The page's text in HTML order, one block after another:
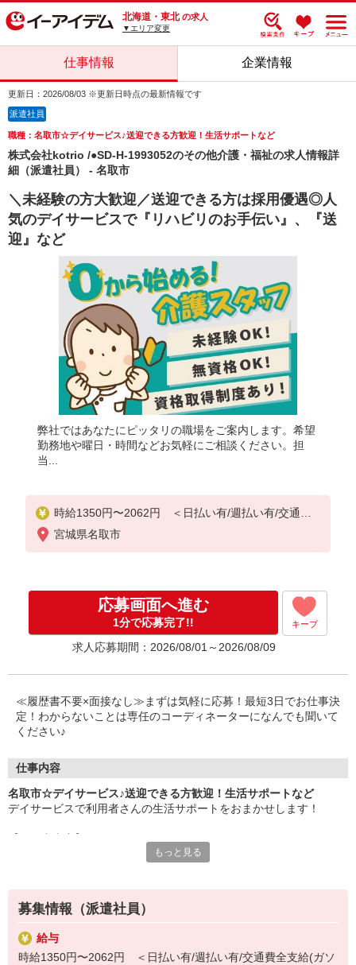
北海道・東北 の求人
▼エリア変更
仕事情報 企業情報
更新日：2026/08/03 ※更新日時点の最新情報です
派遣社員
職種：名取市☆デイサービス♪送迎できる方歓迎！生活サポートなど
株式会社kotrio /●SD-H-1993052のその他介護・福祉の求人情報詳
細（派遣社員） - 名取市
＼未経験の方大歓迎／送迎できる方は採用優遇◎人
気のデイサービスで『リハビリのお手伝い』、『送
迎』など
弊社ではあなたにピッタリの職場をご案内します。希望
勤務地や曜日・時間などお気軽にご相談ください。担
当...
時給1350円〜2062円 ＜日払い有/週払い有/交通費
全支給(ガソリン代含む)＞
宮城県名取市
応募画面へ進む
1分で応募完了!! キープ
求人応募期間：2026/08/01～2026/08/09
≪履歴書不要×面接なし≫まずは気軽に応募！最短3日でお仕事決
定！わからないことは専任のコーディネーターになんでも聞いて
ください♪
仕事内容
名取市☆デイサービス♪送迎できる方歓迎！生活サポートなど
デイサービスで利用者さんの生活サポートをおまかせします！
・自宅から施設までの送迎（運転できる方）
・お話やレクリエーション など
利用者さんは比較的介護度が低めなので、介護初心者・ブランクの
ある方にも人気です♪
もっと見る
募集情報（派遣社員）
給与
時給1350円〜2062円 ＜日払い有/週払い有/交通費全支給(ガソ